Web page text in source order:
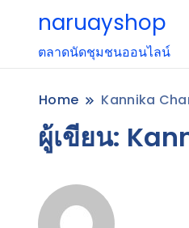
naruayshop
ตลาดนัดชุมชนออนไลน์
Home Kannika
ผู้เขียน: